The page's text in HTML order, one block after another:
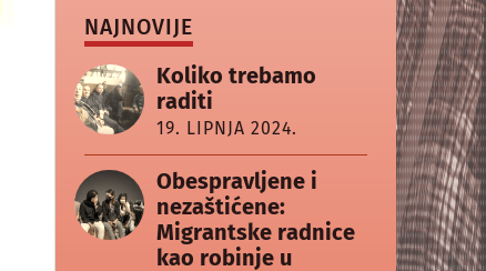
NAJNOVIJE
Koliko trebamo
raditi
19. LIPNJA 2024.
Obespravljene i
nezaštićene:
Migrantske radnice
kao robinje u